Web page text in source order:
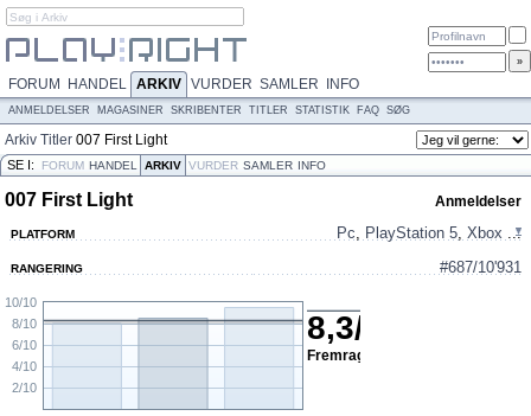
FORUM HANDEL ARKIV VURDER SAMLER INFO
ANMELDELSER MAGASINER SKRIBENTER TITLER STATISTIK FAQ SØG
Arkiv Titler 007 First Light
SE I: FORUM HANDEL ARKIV VURDER SAMLER INFO
007 First Light Anmeldelser
PLATFORM Pc, PlayStation 5, Xbox ...
RANGERING #687/10'931
2/10
4/10
6/10
8/10
10/10
8,3/
Fremragende